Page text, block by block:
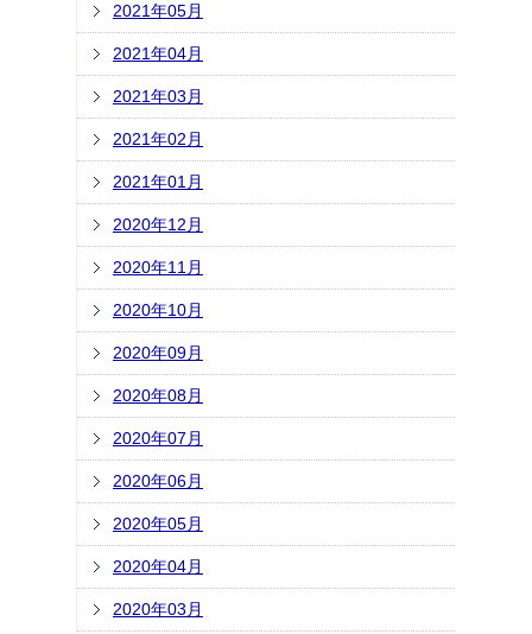
2021年05月
2021年04月
2021年03月
2021年02月
2021年01月
2020年12月
2020年11月
2020年10月
2020年09月
2020年08月
2020年07月
2020年06月
2020年05月
2020年04月
2020年03月